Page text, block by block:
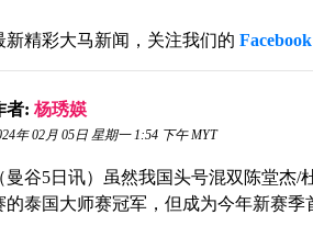
新精彩大马新闻，关注我们的 Facebook
者: 杨琇媖
年 02月 05日 星期一 1:54 下午 MYT
曼谷5日讯）虽然我国头号混双陈堂杰
的泰国大师赛冠军，但成为今年新赛季